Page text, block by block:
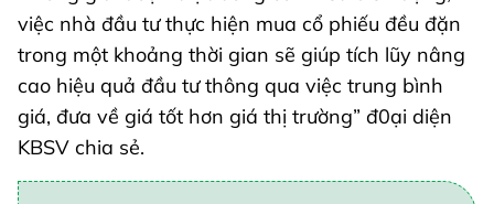
việc nhà đầu tư thực hiện mua cổ phiếu đều đặn
trong một khoảng thời gian sẽ giúp tích lũy nâng
cao hiệu quả đầu tư thông qua việc trung bình
giá, đưa về giá tốt hơn giá thị trường” đ0ại diện
KBSV chia sẻ.